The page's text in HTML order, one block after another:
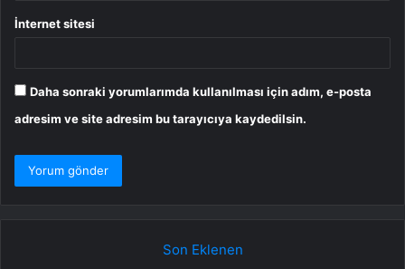
İnternet sitesi
Daha sonraki yorumlarımda kullanılması için adım, e-posta
adresim ve site adresim bu tarayıcıya kaydedilsin.
Son Eklenen